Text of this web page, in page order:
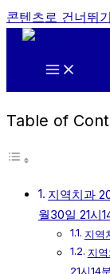
콘텐츠로 건너뛰기
Table of
지역치과
월30일 21시
지역
지
21시14분